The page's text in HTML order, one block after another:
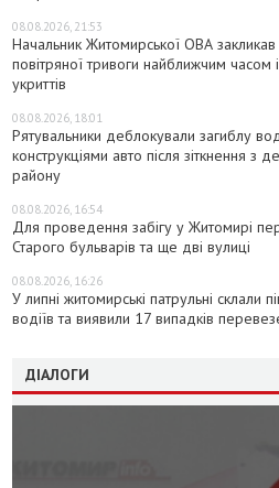
08.08.2026, 21:53
Начальник Житомирської ОВА
повітряної тривоги найближчим часом
укриттів
08.08.2026, 18:01
Рятувальники деблокували загиблу
конструкціями авто після зіткнення з
району
08.08.2026, 16:54
Для проведення забігу у Житомирі
Старого бульварів та ще дві вулиці
08.08.2026, 16:26
У липні житомирські патрульні склали
водіїв та виявили 17 випадків
ДІАЛОГИ